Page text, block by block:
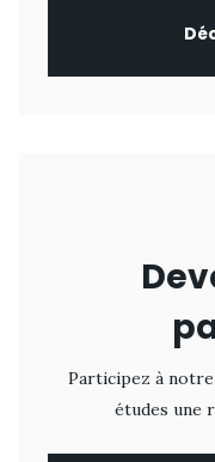
Participez à
études une